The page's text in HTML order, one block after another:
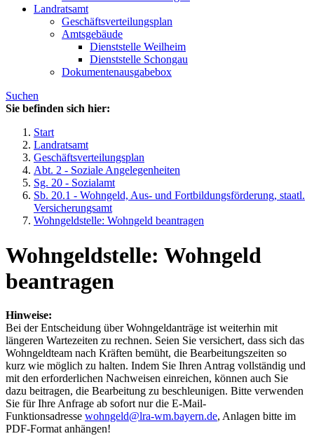
Landratsamt
Geschäftsverteilungsplan
Amtsgebäude
Dienststelle Weilheim
Dienststelle Schongau
Dokumentenausgabebox
Suchen
Sie befinden sich hier:
Start
Landratsamt
Geschäftsverteilungsplan
Abt. 2 - Soziale Angelegenheiten
Sg. 20 - Sozialamt
Sb. 20.1 - Wohngeld, Aus- und Fortbildungsförderung, staatl.
Versicherungsamt
Wohngeldstelle: Wohngeld beantragen
Wohngeldstelle: Wohngeld
beantragen
Hinweise:
Bei der Entscheidung über Wohngeldanträge ist weiterhin mit
längeren Wartezeiten zu rechnen. Seien Sie versichert, dass sich das
Wohngeldteam nach Kräften bemüht, die Bearbeitungszeiten so
kurz wie möglich zu halten. Indem Sie Ihren Antrag vollständig und
mit den erforderlichen Nachweisen einreichen, können auch Sie
dazu beitragen, die Bearbeitung zu beschleunigen. Bitte verwenden
Sie für Ihre Anfrage ab sofort nur die E-Mail-
Funktionsadresse wohngeld@lra-wm.bayern.de, Anlagen bitte im
PDF-Format anhängen!